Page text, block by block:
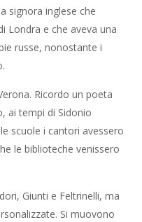
signora inglese che
Londra e che aveva una
russe, nonostante i
Ricordo un poeta
ai tempi di Sidonio
scuole i cantori avessero
le biblioteche venissero
Giunti e Feltrinelli, ma
Si muovono